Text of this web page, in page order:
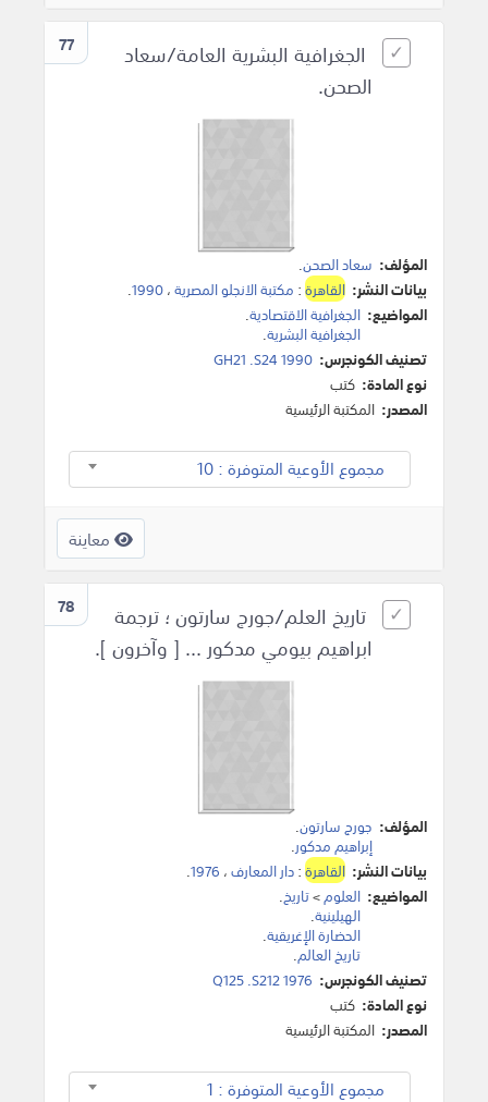
77
الجغرافية البشرية العامة/سعاد
الصحن.
المؤلف: سعاد الصحن.
بيانات النشر: القاهرة: مكتبة الانجلو المصرية،1990
.
المواضيع: الجغرافية الاقتصادية.
الجغرافية البشرية.
تصنيف الكونجرس: GH21 .S24 1990
نوع المادة: كتب
المصدر: المكتبة الرئيسية
مجموع الأوعية المتوفرة : 10
معاينة
78
تاريخ العلم/جورج سارتون ؛ ترجمة
ابراهيم بيومي مدكور ... [ وآخرون ].
المؤلف: جورج سارتون.
إبراهيم مدكور.
بيانات النشر: القاهرة:دار المعارف، 1976
.
المواضيع: العلوم>تاريخ.
الهيلينية.
الحضارة الإغريقية.
تاريخ العالم.
تصنيف الكونجرس: Q125 .S212 1976
نوع المادة: كتب
المصدر: المكتبة الرئيسية
مجموع الأوعية المتوفرة : 1